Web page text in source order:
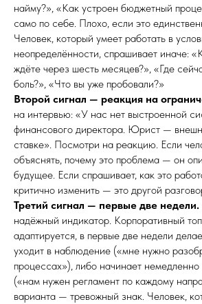
найму?», «Как устроен бюджетный
само по себе. Плохо, если это
Человек, который умеет работать в
неопределённости, спрашивает иначе:
ждёте через шесть месяцев?», «Где
боль?», «Что вы уже пробовали?»
Второй сигнал — реакция на
на интервью: «У нас нет выстроенной
финансового директора. Юрист —
ставке». Посмотри на реакцию. Если
объяснять, почему это проблема — он
будущее. Если спрашивает, как это
критично изменить — это другой
Третий сигнал — первые две недели.
надёжный индикатор. Корпоративный
адаптируется, в первые две недели
уходит в наблюдение («мне нужно
процессах»), либо начинает немедленно
(«нам нужен регламент по каждому
варианта — тревожный знак. Человек,